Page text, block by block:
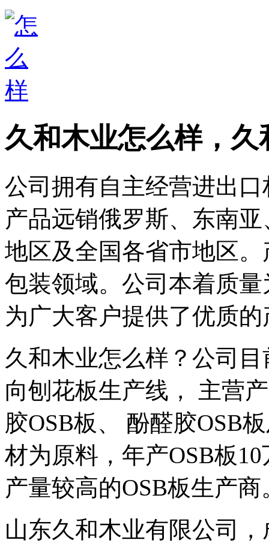
久和木业怎么样，
公司拥有自主经营进出
产品远销俄罗斯、东南
地区及全国各省市地区
包装领域。公司本着质
为广大客户提供了优质
久和木业怎么样？公司
向刨花板生产线， 主营
胶OSB板、 酚醛胶OSB
材为原料，年产OSB板
产量较高的OSB板生产商
山东久和木业有限公司